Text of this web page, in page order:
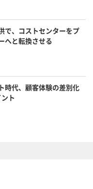
で、コストセンターをプ
へと転換させる
時代、顧客体験の差別化
ト